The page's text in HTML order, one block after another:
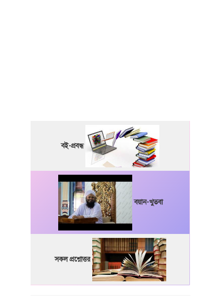
বই-প্রবন্ধ
বয়ান-খুতবা
সকল প্রশ্নোত্তর